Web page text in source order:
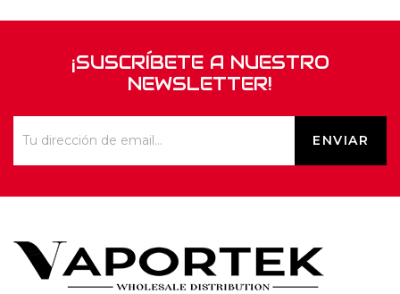
¡SUSCRÍBETE A NUESTRO
NEWSLETTER!